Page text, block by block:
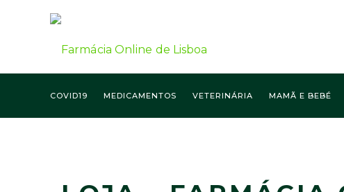
COVID19 MEDICAMENTOS VETERINÁRIA MAMÃ E BEBÉ